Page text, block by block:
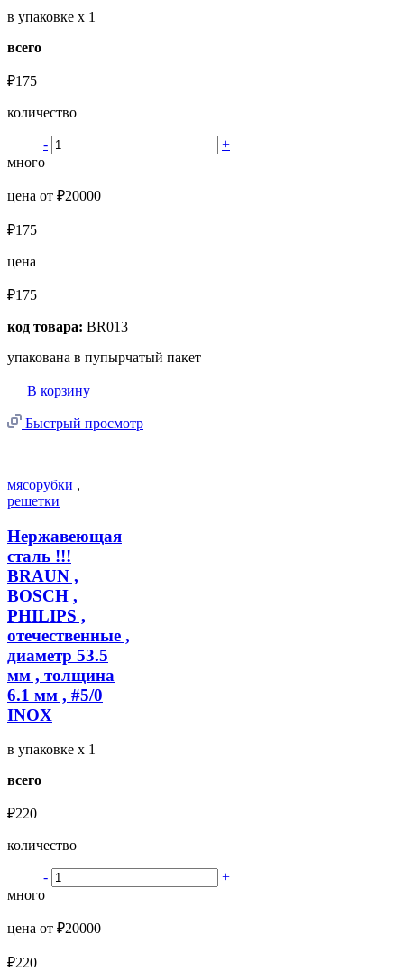
в упаковке x 1
всего
₽175
количество
-
+
много
цена от ₽20000
₽175
цена
₽175
код товара: BR013
упакована в пупырчатый пакет
В корзину
Быстрый просмотр
мясорубки ,
решетки
Нержавеющая
сталь !!!
BRAUN ,
BOSCH ,
PHILIPS ,
отечественные ,
диаметр 53.5
мм , толщина
6.1 мм , #5/0
INOX
в упаковке x 1
всего
₽220
количество
-
+
много
цена от ₽20000
₽220